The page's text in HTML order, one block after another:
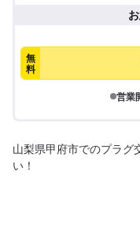
無
料
営業
山梨県甲府市でのプラグ
い！